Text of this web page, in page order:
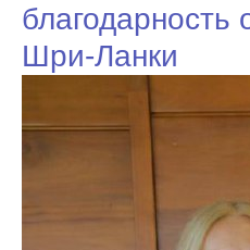
благодарность
Шри-Ланки